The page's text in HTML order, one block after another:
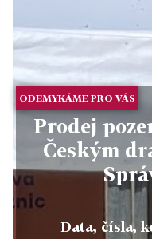
ODEMYKÁME PRO VÁS
Prodej
Českým
Data, čísla,